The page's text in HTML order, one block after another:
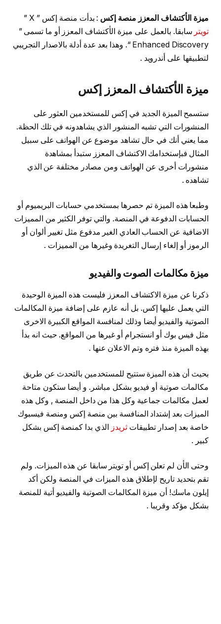
ميزة الأكتشاف المعزز منصة إكس : بدأت منصة إكس ” X ”
تويتر سابقا. بالعمل على ميزة الأكتشاف المعزز أو ما تسمى ”
Enhanced Discovery “. وهذا بعد عدة أدلة بالاصدار التجريبي
لتطبيقها على أندرويد .
ميزة الأكتشاف المعزز إكس
ستسمح الميزة الجديد في إكس للمستخدمين العثور على
المنشورات التي تشبه المنشور الذي يشاهدونه في تلك الحظة.
مما يعني أنك في حال تشاهد موضوع عن الهواتف على سبيل
المثال فبإستخدامك الاكتشاف المعزز ستبدأ بمشاهدة
منشورات أخرى عن الهواتف ومن مصادر مختلفة عن الذي
تشاهده .
وطبعا هذه الميزة تم حصرها بمستخدمي حسابات البريميوم أو
الحسابات الدفوعة في المنصة. والتي توفر الكثير من المميزات
الاضافية عن الحساب العادي الغير مدفوع مثل تغيير ألوان أو
الرموز أو إلغاء إرسال التغريدة وغيرها من المميزات .
ميزة مكالمات الصوت والفيديو
ذكرنا عن ميزة الاكتشاف المعزز فليست هذه الميزة الوحيدة
التي يعمل عليها إكس. بل أنه عازم على إضافة ميزة المكالمات
الصوتية والفيديو أيضا وذلك لمنافسة المواقع الكبيرة الاخرى
مثل فيس بوك أو انستجرام أو غيرها من المواقع. حيث انه بدأ
بهذه الميزة منذ فتره وتم الاعلان عنها .
بحيث أن هذه الميزة ستتيح للمستخدمين بالتحدث عن طريق
مكالمات صوتية أو فيديو بشكل مباشر. و أيضا ستكون متاحة
لعمل مكالمات جماعية وكل هذا من داخل المنصة , وكل هذه
الميزات بعد إشتداد المنافسة بين منصة إكس ومنصة فيسبوك
خاصة بعد إصدار تطبيقاتثريدز الذي بدا كمنصة إكس بشكل
كبير .
وحتى الأن لم تعلن إكس أو تويتر سابقا عن هذه الميزات. ولم
تقم بتحديد تاريح لإطلاق هذه الميزات في المنصة ولكن أكد
إيلون ماسك! أن ميزة المكالمات الصوتية والفيديو أتية للمنصة
بشكل مؤكد وقريبا .